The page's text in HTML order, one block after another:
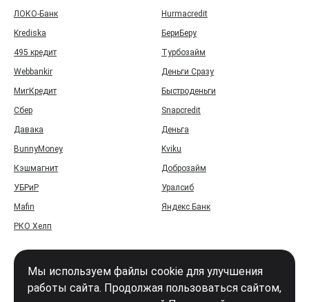
ЛОКО-Банк
Hurmacredit
Krediska
БериБеру
495 кредит
Турбозайм
Webbankir
Деньги Сразу
МигКредит
Быстроденьги
Сбер
Snapcredit
Давака
Деньга
BunnyMoney
Kviku
Кэшмагнит
Доброзайм
УБРиР
Уралсиб
Mafin
Яндекс Банк
РКО Хелп
Мы используем файлы cookie для улучшения
работы сайта. Продолжая пользоваться сайтом,